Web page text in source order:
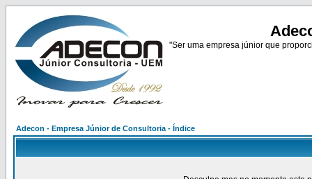
"Ser uma empresa júnior que
Adecon - Empresa Júnior de Consultoria - Índice